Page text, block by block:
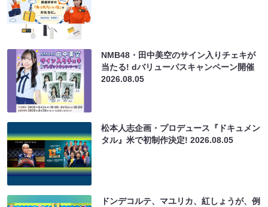
NMB48・田中美空のサイン入りチェキが
当たる! dバリューパスキャンペーン開催
2026.08.05
松本人志企画・プロデュース『ドキュメン
タル』米で初制作決定!2026.08.05
ドンデコルテ、マユリカ、紅しょうが、例